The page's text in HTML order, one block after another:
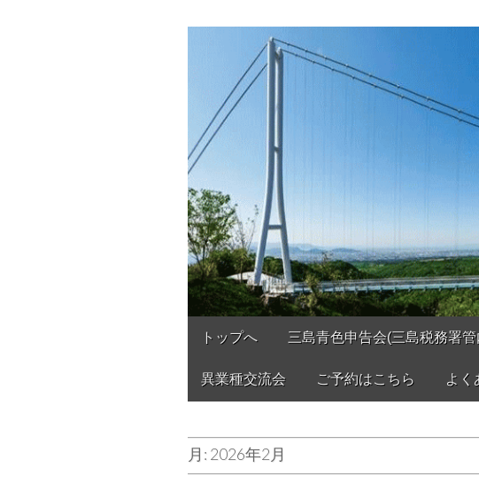
Main
content
トップへ 三島青色申告会(三島税務署
異業種交流会 ご予約はこちら よく
月: 2026年2月